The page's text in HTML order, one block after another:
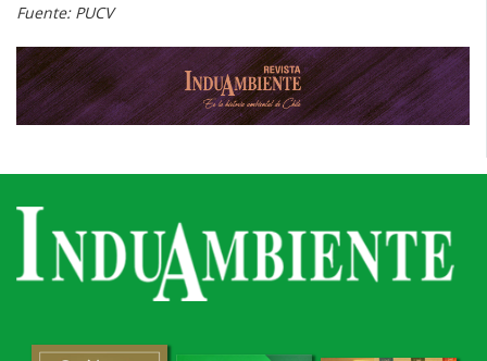
Fuente: PUCV